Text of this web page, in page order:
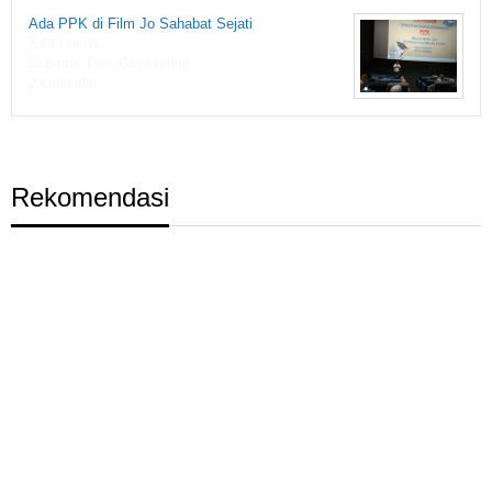
Ada PPK di Film Jo Sahabat Sejati
Rekomendasi